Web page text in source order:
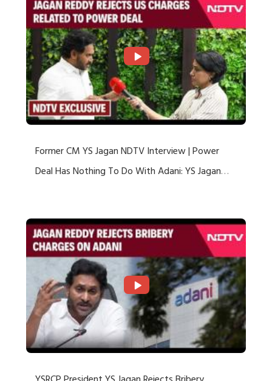
Former CM YS Jagan NDTV Interview | Power
Deal Has Nothing To Do With Adani: YS Jagan